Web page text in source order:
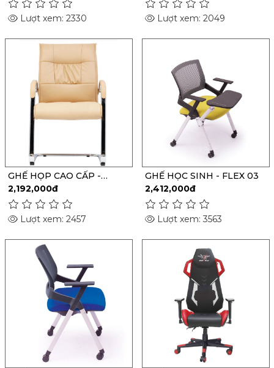
Lượt xem: 2330 Lượt xem: 2049
GHẾ HỌP CAO CẤP -
M1038
2,192,000đ
Lượt xem: 2457
GHẾ HỌC SINH - FLEX 03
2,412,000đ
Lượt xem: 3563